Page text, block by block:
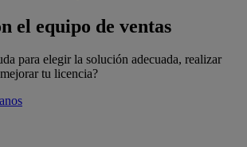
el equipo de ventas
para elegir la solución adecuada, realizar
tu licencia?